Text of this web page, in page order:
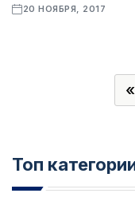
20 НОЯБРЯ, 2017
«
Топ